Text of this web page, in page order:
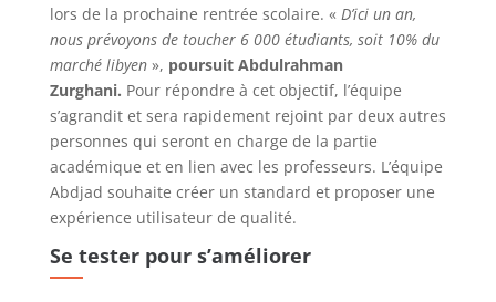
lors de la prochaine rentrée scolaire. « D’ici un an,
nous prévoyons de toucher 6 000 étudiants, soit 10% du
marché libyen», poursuit Abdulrahman
Zurghani. Pour répondre à cet objectif, l’équipe
s’agrandit et sera rapidement rejoint par deux autres
personnes qui seront en charge de la partie
académique et en lien avec les professeurs. L’équipe
Abdjad souhaite créer un standard et proposer une
expérience utilisateur de qualité.
Se tester pour s’améliorer